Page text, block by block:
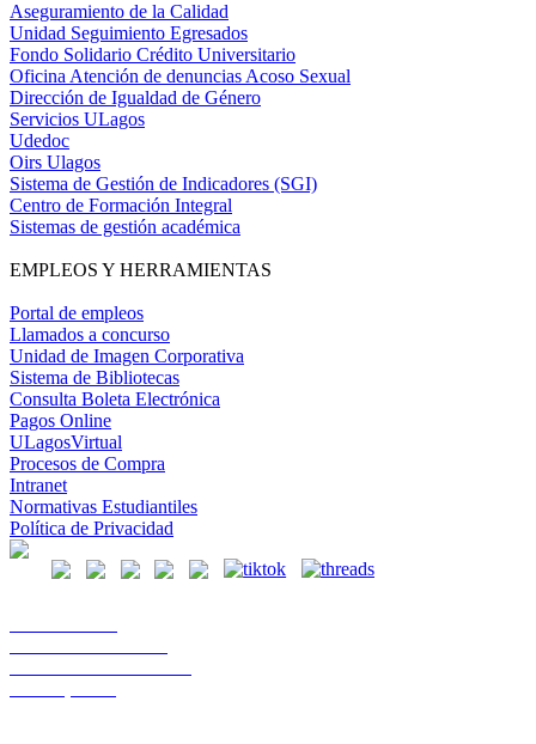
Aseguramiento de la Calidad
Unidad Seguimiento Egresados
Fondo Solidario Crédito Universitario
Oficina Atención de denuncias Acoso Sexual
Dirección de Igualdad de Género
Servicios ULagos
Udedoc
Oirs Ulagos
Sistema de Gestión de Indicadores (SGI)
Centro de Formación Integral
Sistemas de gestión académica
EMPLEOS Y HERRAMIENTAS
Portal de empleos
Llamados a concurso
Unidad de Imagen Corporativa
Sistema de Bibliotecas
Consulta Boleta Electrónica
Pagos Online
ULagosVirtual
Procesos de Compra
Intranet
Normativas Estudiantiles
Política de Privacidad